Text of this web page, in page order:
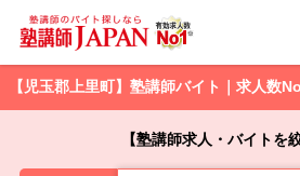
【児玉郡上里町】塾講師バイト｜求人数
【塾講師求人・バイトを